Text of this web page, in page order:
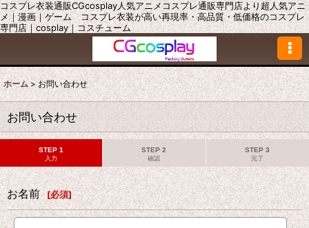
コスプレ衣装通販CGcosplay人気アニメコスプレ通販専門店より超人気アニ
メ｜漫画｜ゲーム コスプレ衣装が高い再現率・高品質・低価格のコスプレ
専門店｜cosplay｜コスチューム
ホーム > お問い合わせ
お問い合わせ
STEP 1
入力
STEP 2
確認
STEP 3
完了
お名前 [必須]